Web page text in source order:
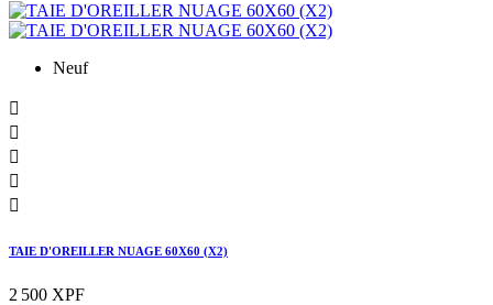
Neuf





TAIE D'OREILLER NUAGE 60X60 (X2)
2 500 XPF